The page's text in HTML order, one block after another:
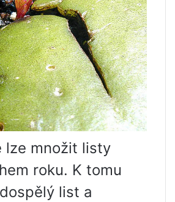
lze množit listy
roku. K tomu
list a